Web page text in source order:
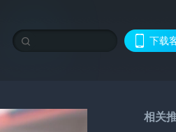
下载
相关